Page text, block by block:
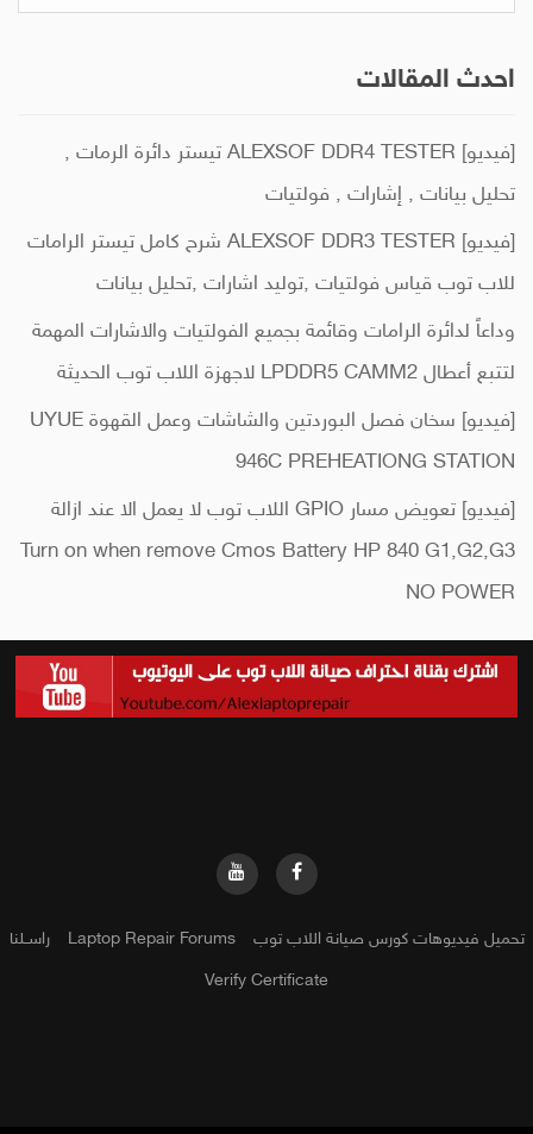
احدث المقالات
[فيديو] ALEXSOF DDR4 TESTER تيستر دائرة الرمات ,
تحليل بيانات , إشارات , فولتيات
[فيديو] ALEXSOF DDR3 TESTER شرح كامل تيستر الرامات
للاب توب قياس فولتيات ,توليد اشارات ,تحليل بيانات
وداعاً لدائرة الرامات وقائمة بجميع الفولتيات والاشارات المهمة
لتتبع أعطال LPDDR5 CAMM2 لاجهزة اللاب توب الحديثة
[فيديو] سخان فصل البوردتين والشاشات وعمل القهوة UYUE
946C PREHEATIONG STATION
[فيديو] تعويض مسار GPIO اللاب توب لا يعمل الا عند ازالة
Turn on when remove Cmos Battery HP 840 G1,G2,G3
NO POWER
تحميل فيديوهات كورس صيانة اللاب توب Laptop Repair Forums راســلنا
Verify Certificate